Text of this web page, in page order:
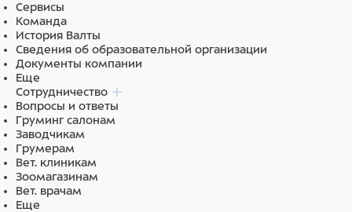
В состав добавлена тыква — источник витаминов и
флавоноидов, способствующих снижению риска
образования раковых клеток.
Без красителей и консервантов.
Состав
Сервисы
Команда
История Валты
Сведения об образовательной организации
Документы компании
Еще
Сотрудничество
Вопросы и ответы
Груминг салонам
Заводчикам
Грумерам
Вет. клиникам
Зоомагазинам
Вет. врачам
Еще